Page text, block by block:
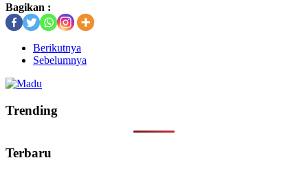
Bagikan :
Berikutnya
Sebelumnya
Trending
Terbaru